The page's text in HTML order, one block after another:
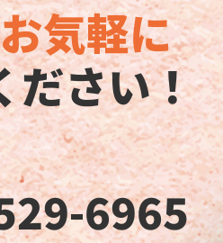
お気軽に
ださい！
6965